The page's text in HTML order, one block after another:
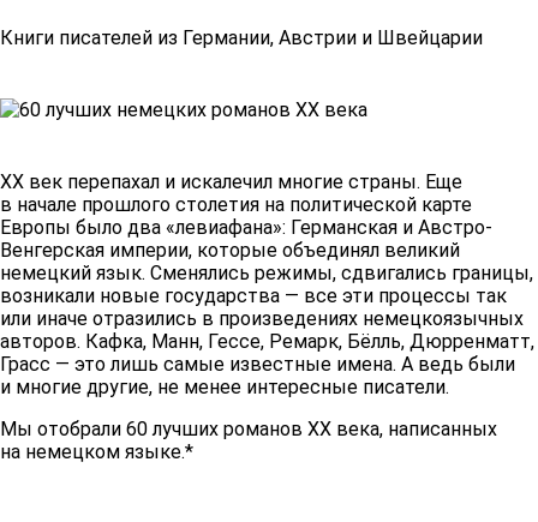
Книги писателей из Германии, Австрии и Швейцарии
XX век перепахал и искалечил многие страны. Еще
в начале прошлого столетия на политической карте
Европы было два «левиафана»: Германская и Австро-
Венгерская империи, которые объединял великий
немецкий язык. Сменялись режимы, сдвигались границы,
возникали новые государства — все эти процессы так
или иначе отразились в произведениях немецкоязычных
авторов. Кафка, Манн, Гессе, Ремарк, Бёлль, Дюрренматт,
Грасс — это лишь самые известные имена. А ведь были
и многие другие, не менее интересные писатели.
Мы отобрали 60 лучших романов XX века, написанных
на немецком языке.*